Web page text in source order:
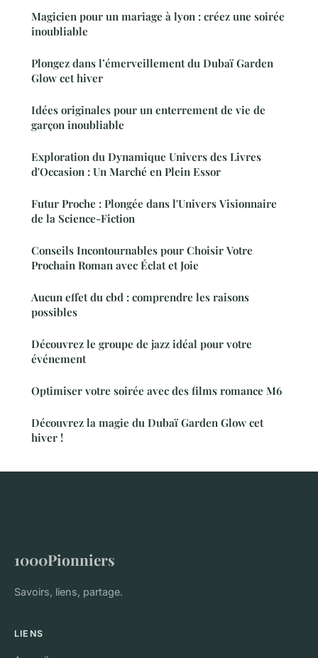
Magicien pour un mariage à lyon : créez une soirée
inoubliable
Plongez dans l’émerveillement du Dubaï Garden
Glow cet hiver
Idées originales pour un enterrement de vie de
garçon inoubliable
Exploration du Dynamique Univers des Livres
d'Occasion : Un Marché en Plein Essor
Futur Proche : Plongée dans l'Univers Visionnaire
de la Science-Fiction
Conseils Incontournables pour Choisir Votre
Prochain Roman avec Éclat et Joie
Aucun effet du cbd : comprendre les raisons
possibles
Découvrez le groupe de jazz idéal pour votre
événement
Optimiser votre soirée avec des films romance M6
Découvrez la magie du Dubaï Garden Glow cet
hiver !
1000Pionniers
Savoirs, liens, partage.
LIENS